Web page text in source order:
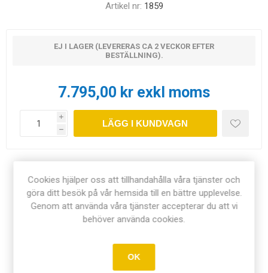
Artikel nr: 1859
EJ I LAGER (LEVERERAS CA 2 VECKOR EFTER
BESTÄLLNING).
7.795,00 kr exkl moms
i
h
LÄGG I KUNDVAGN
Cookies hjälper oss att tillhandahålla våra tjänster och
göra ditt besök på vår hemsida till en bättre upplevelse.
Genom att använda våra tjänster accepterar du att vi
behöver använda cookies.
OK